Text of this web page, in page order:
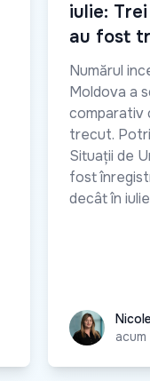
iulie:
au fost
Numărul
Moldova a
comparativ
trecut.
Situații de
fost
decât în
Nicoleta